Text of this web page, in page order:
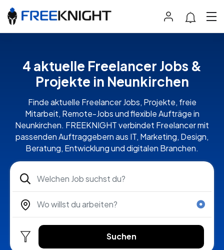
4 aktuelle Freelancer Jobs &
Projekte in Neunkirchen
Finde aktuelle Freelancer Jobs, Projekte, freie
Mitarbeit, Remote-Jobs und flexible Aufträge in
Neunkirchen. FREEKNIGHT verbindet Freelancer mit
passenden Auftraggebern aus IT, Marketing, Design,
Beratung, Entwicklung und digitalen Branchen.
Suchen